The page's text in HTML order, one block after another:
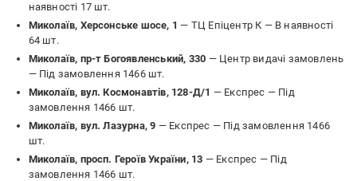
наявності 17 шт.
Миколаїв, Херсонське шосе, 1 — ТЦ Епіцентр К — В наявності
64 шт.
Миколаїв, пр-т Богоявленський, 330 — Центр видачі замовлень
— Під замовлення 1466 шт.
Миколаїв, вул. Космонавтів, 128-Д/1 — Експрес — Під
замовлення 1466 шт.
Миколаїв, вул. Лазурна, 9 — Експрес — Під замовлення 1466
шт.
Миколаїв, просп. Героїв України, 13 — Експрес — Під
замовлення 1466 шт.